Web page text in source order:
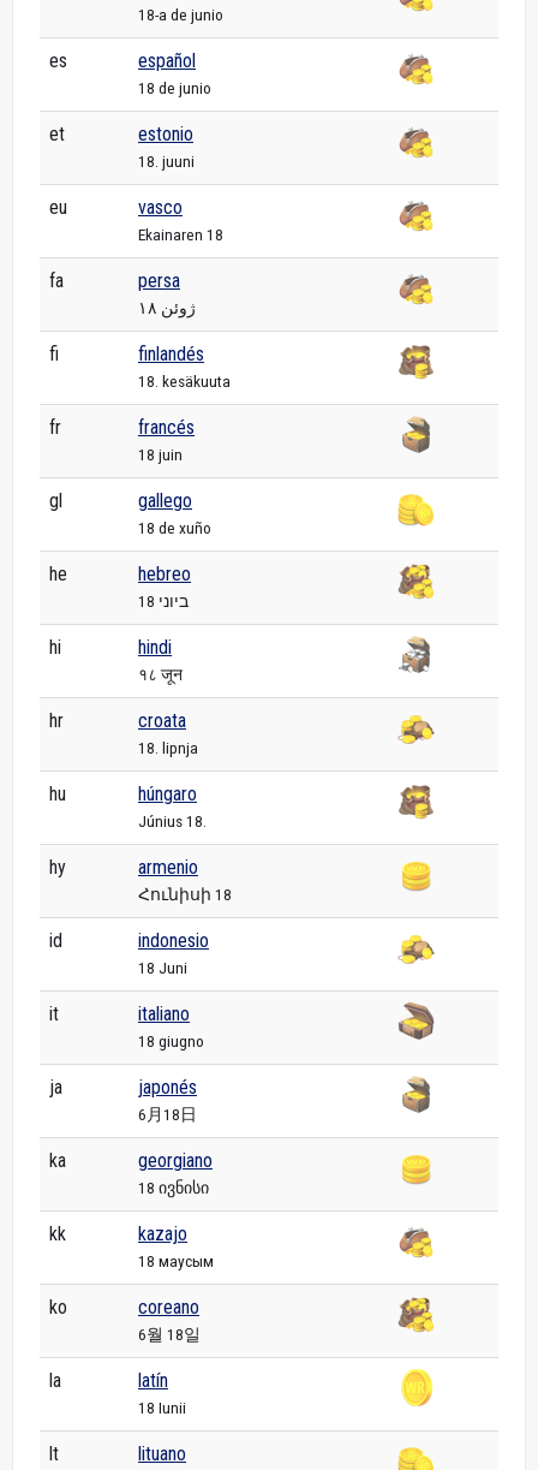
18-a de junio
es español
18 de junio
et estonio
18. juuni
eu vasco
Ekainaren 18
fa persa
۱۸ ژوئن
fi finlandés
18. kesäkuuta
fr francés
18 juin
gl gallego
18 de xuño
he hebreo
18 ביוני
hi hindi
१८ जून
hr croata
18. lipnja
hu húngaro
Június 18.
hy armenio
Հունիսի 18
id indonesio
18 Juni
it italiano
18 giugno
ja japonés
6月18日
ka georgiano
18 ივნისი
kk kazajo
18 маусым
ko coreano
6월 18일
la latín
18 Iunii
lt lituano